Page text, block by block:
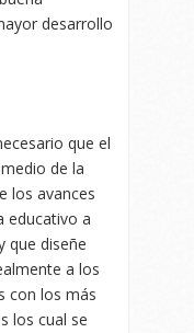
desarrollo
que el
de la
los avances
educativo a
que diseñe
a los
con los más
los cual se